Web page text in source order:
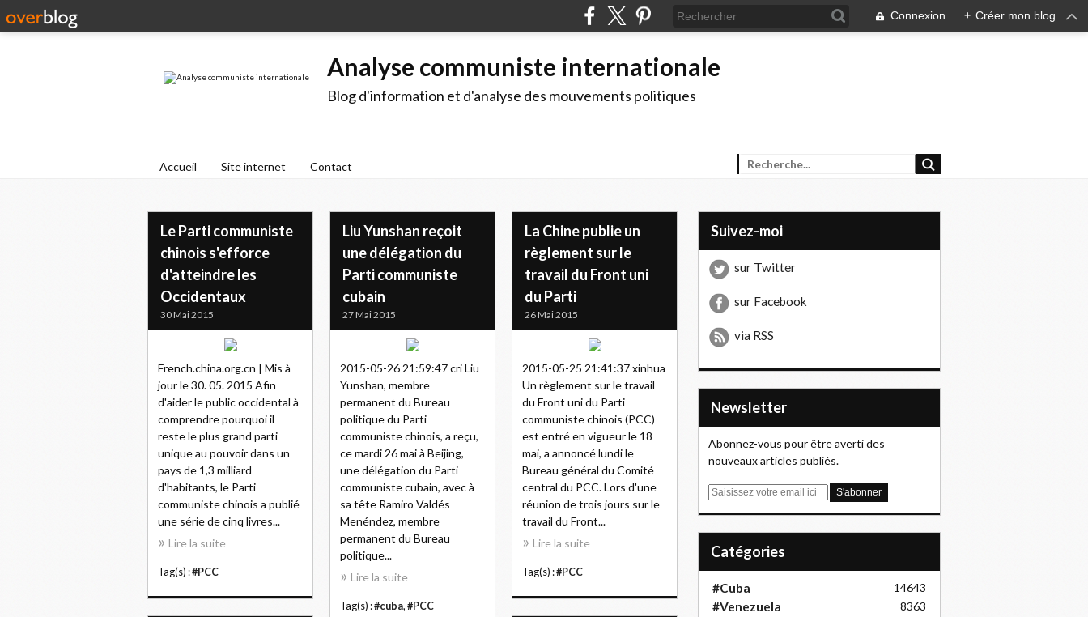
Connexion + Créer mon blog
Analyse communiste internationale
Blog d'information et d'analyse des mouvements politiques
Accueil Site internet Contact
Le Parti communiste
chinois s'efforce
d'atteindre les
Occidentaux
30 Mai 2015
French.china.org.cn | Mis à
jour le 30. 05. 2015 Afin
d'aider le public occidental à
comprendre pourquoi il
reste le plus grand parti
unique au pouvoir dans un
pays de 1,3 milliard
d'habitants, le Parti
communiste chinois a publié
une série de cinq livres...
Lire la suite
Tag(s) :#PCC
Liu Yunshan reçoit
une délégation du
Parti communiste
cubain
27 Mai 2015
2015-05-26 21:59:47 cri Liu
Yunshan, membre
permanent du Bureau
politique du Parti
communiste chinois, a reçu,
ce mardi 26 mai à Beijing,
une délégation du Parti
communiste cubain, avec à
sa tête Ramiro Valdés
Menéndez, membre
permanent du Bureau
politique...
Lire la suite
Tag(s) :#cuba, #PCC
La Chine publie un
règlement sur le
travail du Front uni
du Parti
26 Mai 2015
2015-05-25 21:41:37 xinhua
Un règlement sur le travail
du Front uni du Parti
communiste chinois (PCC)
est entré en vigueur le 18
mai, a annoncé lundi le
Bureau général du Comité
central du PCC. Lors d'une
réunion de trois jours sur le
travail du Front...
Lire la suite
Tag(s) :#PCC
Suivez-moi
sur Twitter
sur Facebook
via RSS
Newsletter
Abonnez-vous pour être averti des
nouveaux articles publiés.
E
Catégories
#Cuba 14643
#Venezuela 8363